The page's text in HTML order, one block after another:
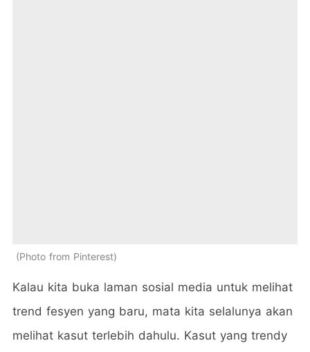
Photo from Pinterest
Kalau kita buka laman sosial media untuk melihat
trend fesyen yang baru, mata kita selalunya akan
melihat kasut terlebih dahulu. Kasut yang trendy